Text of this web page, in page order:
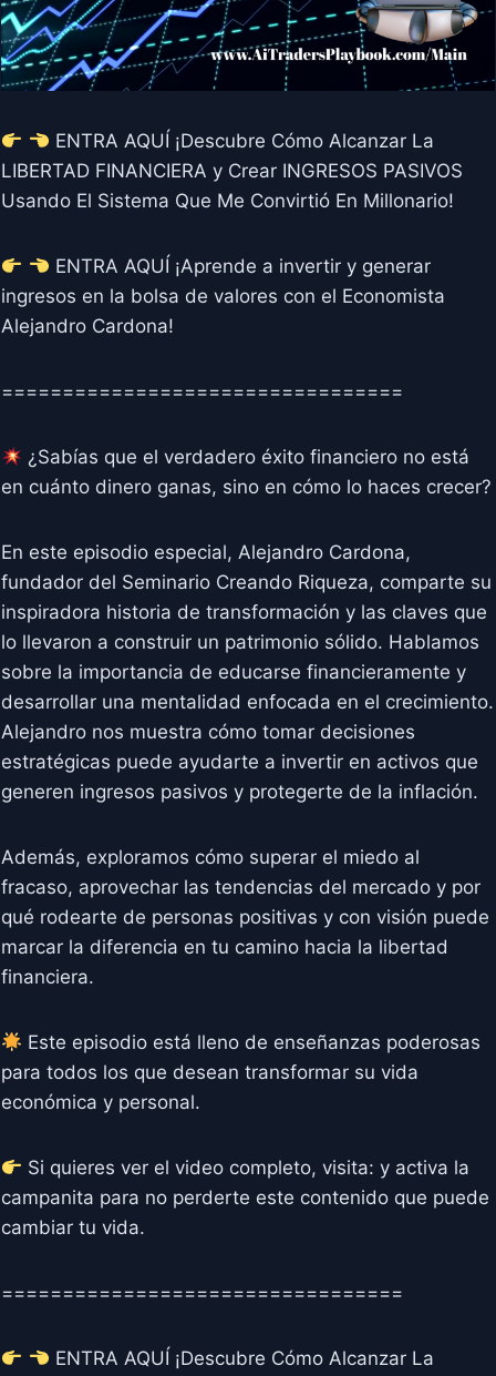
ENTRA AQUÍ ¡Descubre Cómo Alcanzar La
LIBERTAD FINANCIERA y Crear INGRESOS PASIVOS
Usando El Sistema Que Me Convirtió En Millonario!
ENTRA AQUÍ ¡Aprende a invertir y generar
ingresos en la bolsa de valores con el Economista
Alejandro Cardona!
=================================
¿Sabías que el verdadero éxito financiero no está
en cuánto dinero ganas, sino en cómo lo haces crecer?
En este episodio especial, Alejandro Cardona,
fundador del Seminario Creando Riqueza, comparte su
inspiradora historia de transformación y las claves que
lo llevaron a construir un patrimonio sólido. Hablamos
sobre la importancia de educarse financieramente y
desarrollar una mentalidad enfocada en el crecimiento.
Alejandro nos muestra cómo tomar decisiones
estratégicas puede ayudarte a invertir en activos que
generen ingresos pasivos y protegerte de la inflación.
Además, exploramos cómo superar el miedo al
fracaso, aprovechar las tendencias del mercado y por
qué rodearte de personas positivas y con visión puede
marcar la diferencia en tu camino hacia la libertad
financiera.
Este episodio está lleno de enseñanzas poderosas
para todos los que desean transformar su vida
económica y personal.
Si quieres ver el video completo, visita: y activa la
campanita para no perderte este contenido que puede
cambiar tu vida.
=================================
ENTRA AQUÍ ¡Descubre Cómo Alcanzar La